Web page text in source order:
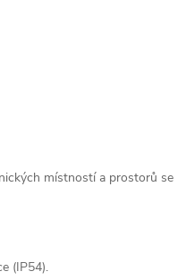
místností a prostorů se
(IP54).